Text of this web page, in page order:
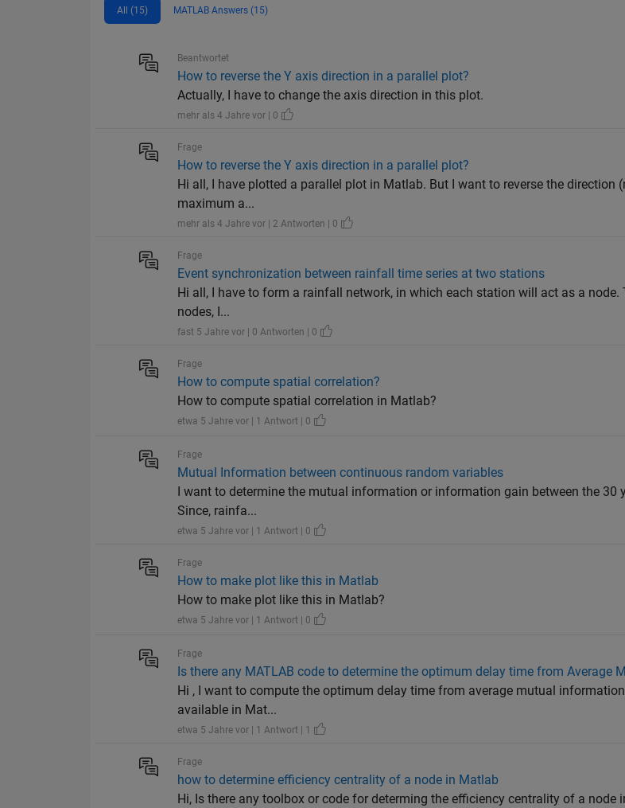
All (15) MATLAB Answers (15)
Beantwortet
How to reverse the Y axis direction in a parallel plot?
Actually, I have to change the axis direction in this plot.
mehr als 4 Jahre vor | 0
Frage
How to reverse the Y axis direction in a parallel plot?
Hi all, I have plotted a parallel plot in Matlab. But I want to reverse the direction
maximum a...
mehr als 4 Jahre vor | 2 Antworten | 0
Frage
Event synchronization between rainfall time series at two stations
Hi all, I have to form a rainfall network, in which each station will act as a
nodes, I...
fast 5 Jahre vor | 0 Antworten | 0
Frage
How to compute spatial correlation?
How to compute spatial correlation in Matlab?
etwa 5 Jahre vor | 1 Antwort | 0
Frage
Mutual Information between continuous random variables
I want to determine the mutual information or information gain between the
Since, rainfa...
etwa 5 Jahre vor | 1 Antwort | 0
Frage
How to make plot like this in Matlab
How to make plot like this in Matlab?
etwa 5 Jahre vor | 1 Antwort | 0
Frage
Is there any MATLAB code to determine the optimum delay time from Average
Hi , I want to compute the optimum delay time from average mutual
available in Mat...
etwa 5 Jahre vor | 1 Antwort | 1
Frage
how to determine efficiency centrality of a node in Matlab
Hi, Is there any toolbox or code for determing the efficiency centrality of a node